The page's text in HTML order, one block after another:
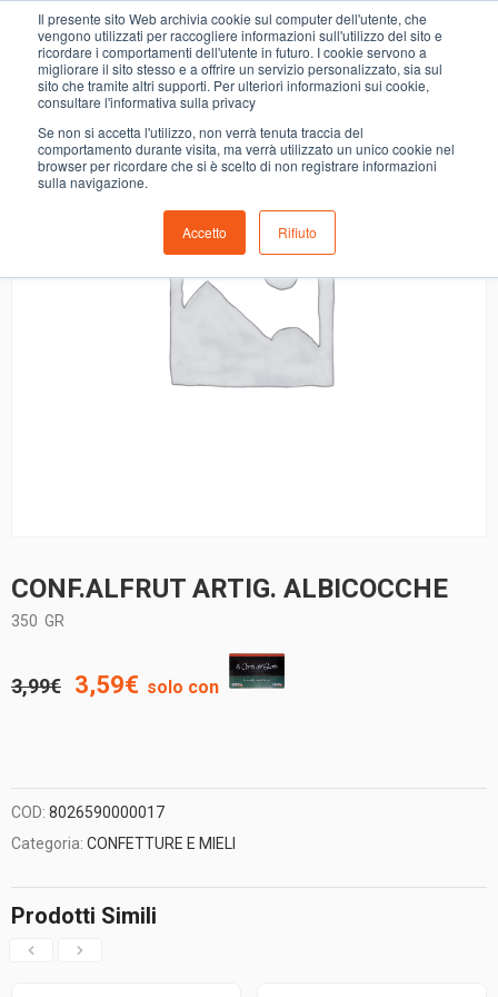
Il presente sito Web archivia cookie sul computer dell'utente, che
vengono utilizzati per raccogliere informazioni sull'utilizzo del sito e
ricordare i comportamenti dell'utente in futuro. I cookie servono a
migliorare il sito stesso e a offrire un servizio personalizzato, sia sul
sito che tramite altri supporti. Per ulteriori informazioni sui cookie,
consultare l'informativa sulla privacy
Se non si accetta l'utilizzo, non verrà tenuta traccia del
comportamento durante visita, ma verrà utilizzato un unico cookie nel
browser per ricordare che si è scelto di non registrare informazioni
sulla navigazione.
Accetto Rifiuto
CONF.ALFRUT ARTIG. ALBICOCCHE
- 10%
CONF.ALFRUT ARTIG. ALBICOCCHE
350 GR
3,99€
Il
originale
era:
3,99€.
3,59€ Il
attuale
è:
3,59€.
solo con
COD: 8026590000017
Categoria: CONFETTURE E MIELI
Prodotti Simili